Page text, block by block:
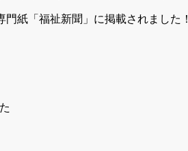
紙「福祉新聞」に掲載されました！